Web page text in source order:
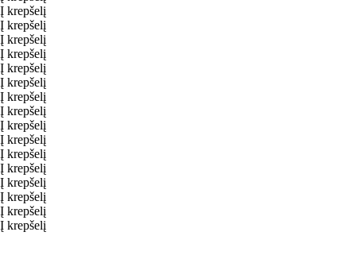
Į krepšelį
Į krepšelį
Į krepšelį
Į krepšelį
Į krepšelį
Į krepšelį
Į krepšelį
Į krepšelį
Į krepšelį
Į krepšelį
Į krepšelį
Į krepšelį
Į krepšelį
Į krepšelį
Į krepšelį
Į krepšelį